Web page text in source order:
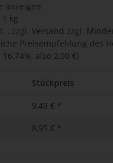
anzeigen
kg
, zzgl. Versand zzgl.
Preisempfehlung des
16.74%, also 2,00 €)
Stückpreis
9,49 € *
8,95 € *